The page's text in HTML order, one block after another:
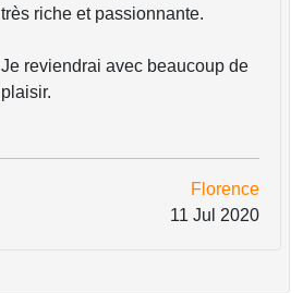
très riche et passionnante.
Je reviendrai avec beaucoup de
plaisir.
Florence
11 Jul 2020